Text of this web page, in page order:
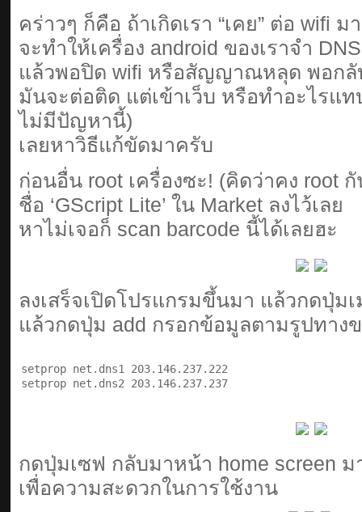
คร่าวๆ ก็คือ ถ้าเกิดเรา “เคย” ต่อ wifi
จะทำให้เครื่อง android ของเราจำ
แล้วพอปิด wifi หรือสัญญาณหลุด พอกลั
มันจะต่อติด แต่เข้าเว็บ หรือทำอะไรแท
ไม่มีปัญหานี้)
เลยหาวิธีแก้ขัดมาครับ
ก่อนอื่น root เครื่องซะ! (คิดว่าคง root
ชื่อ ‘GScript Lite’ ใน Market ลงไว้เลย
หาไม่เจอก็ scan barcode นี้ได้เลยฮะ
ลงเสร็จเปิดโปรแกรมขึ้นมา แล้วกดปุ่ม
แล้วกดปุ่ม add กรอกข้อมูลตามรูปทาง
setprop net.dns1 203.146.237.222
setprop net.dns2 203.146.237.237
กดปุ่มเซฟ กลับมาหน้า home screen
เพื่อความสะดวกในการใช้งาน